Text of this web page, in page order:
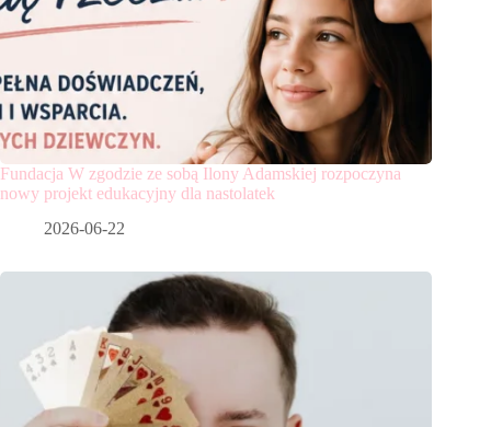
Fundacja W zgodzie ze sobą Ilony Adamskiej rozpoczyna
nowy projekt edukacyjny dla nastolatek
2026-06-22